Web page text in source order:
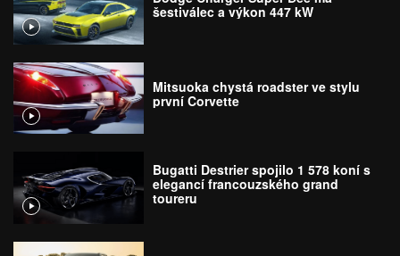
šestiválec a výkon 447 kW
Mitsuoka chystá roadster ve stylu
první Corvette
Bugatti Destrier spojilo 1 578 koní s
elegancí francouzského grand
toureru